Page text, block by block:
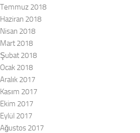
Temmuz 2018
Haziran 2018
Nisan 2018
Mart 2018
Şubat 2018
Ocak 2018
Aralık 2017
Kasım 2017
Ekim 2017
Eylül 2017
Ağustos 2017